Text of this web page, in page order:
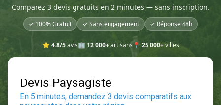
Comparez 3 devis gratuits en 2 minutes — sans inscription.
✓ 100% Gratuit ✓ Sans engagement ✓ Réponse 48h
⭐ 4.8/5avis🏢 12 000+artisans📍 25 000+villes